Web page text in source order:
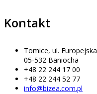
Kontakt
Tomice, ul. Europejska
05-532 Baniocha
+48 22 244 17 00
+48 22 244 52 77
info@bizea.com.pl